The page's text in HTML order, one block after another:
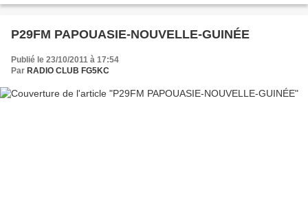
P29FM PAPOUASIE-NOUVELLE-GUINÉE
Publié le 23/10/2011 à 17:54
Par RADIO CLUB FG5KC